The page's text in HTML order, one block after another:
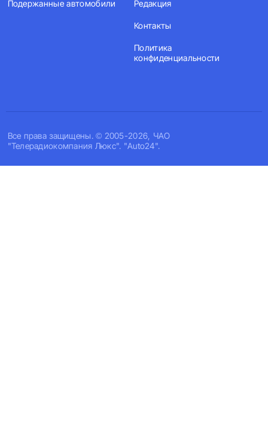
Все права защищены. © 2005-2026, ЧАО
"Телерадиокомпания Люкс". "Auto24".
Подержанные автомобили Редакция
Контакты
Политика
конфиденциальности